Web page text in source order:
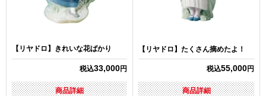
【リヤドロ】きれいな花ばかり
税込33,000円
商品詳細
【リヤドロ】たくさん摘めたよ！
税込55,000円
商品詳細